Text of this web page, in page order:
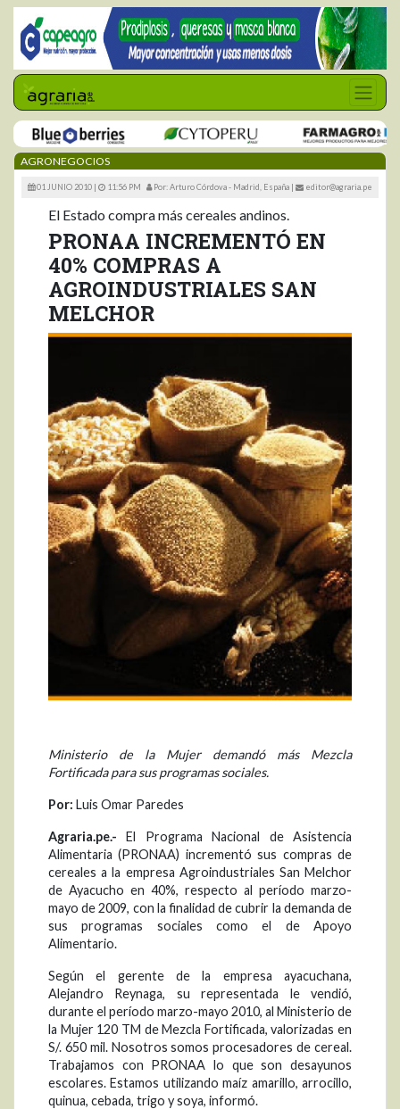
AGRONEGOCIOS
01 JUNIO 2010 | 11:56 PM Por: Arturo Córdova - Madrid, España | editor@agraria.pe
El Estado compra más cereales andinos.
PRONAA INCREMENTÓ EN
40% COMPRAS A
AGROINDUSTRIALES SAN
MELCHOR
Ministerio de la Mujer demandó más Mezcla
Fortificada para sus programas sociales.
Por: Luis Omar Paredes
Agraria.pe.-El Programa Nacional de Asistencia
Alimentaria (PRONAA) incrementó sus compras de
cereales a la empresa Agroindustriales San Melchor
de Ayacucho en 40%, respecto al período marzo-
mayo de 2009, con la finalidad de cubrir la demanda de
sus programas sociales como el de Apoyo
Alimentario.
Según el gerente de la empresa ayacuchana,
Alejandro Reynaga, su representada le vendió,
durante el período marzo-mayo 2010, al Ministerio de
la Mujer 120 TM de Mezcla Fortificada, valorizadas en
S/. 650 mil. Nosotros somos procesadores de cereal.
Trabajamos con PRONAA lo que son desayunos
escolares. Estamos utilizando maíz amarillo, arrocillo,
quinua, cebada, trigo y soya, informó.